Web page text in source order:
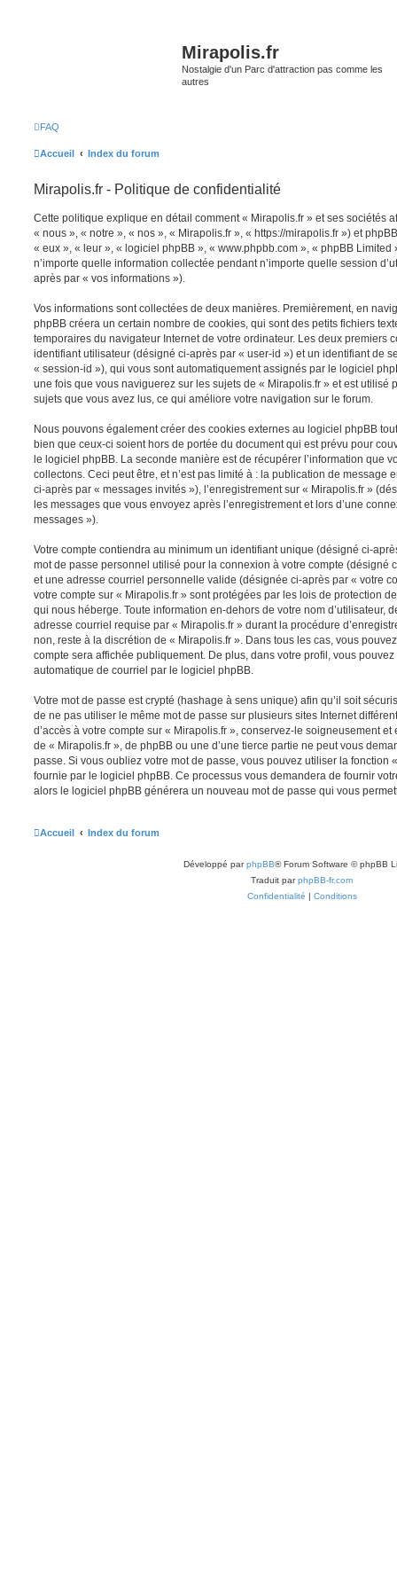
Mirapolis.fr
Nostalgie d'un Parc d'attraction pas comme les
autres
FAQ
Accueil Index du forum
Mirapolis.fr - Politique de confidentialité
Cette politique explique en détail comment « Mirapolis.fr » et ses sociétés
« nous », « notre », « nos », « Mirapolis.fr », « https://mirapolis.fr ») et
« eux », « leur », « logiciel phpBB », « www.phpbb.com », « phpBB
n’importe quelle information collectée pendant n’importe quelle session
après par « vos informations »).
Vos informations sont collectées de deux manières. Premièrement, en
phpBB créera un certain nombre de cookies, qui sont des petits fichiers
temporaires du navigateur Internet de votre ordinateur. Les deux premiers
identifiant utilisateur (désigné ci-après par « user-id ») et un identifiant de
« session-id »), qui vous sont automatiquement assignés par le logiciel
une fois que vous naviguerez sur les sujets de « Mirapolis.fr » et est utilisé
sujets que vous avez lus, ce qui améliore votre navigation sur le forum.
Nous pouvons également créer des cookies externes au logiciel phpBB
bien que ceux-ci soient hors de portée du document qui est prévu pour
le logiciel phpBB. La seconde manière est de récupérer l’information que
collectons. Ceci peut être, et n’est pas limité à : la publication de message
ci-après par « messages invités »), l’enregistrement sur « Mirapolis.fr »
les messages que vous envoyez après l’enregistrement et lors d’une
messages »).
Votre compte contiendra au minimum un identifiant unique (désigné ci-
mot de passe personnel utilisé pour la connexion à votre compte (désigné
et une adresse courriel personnelle valide (désignée ci-après par « votre
votre compte sur « Mirapolis.fr » sont protégées par les lois de protection
qui nous héberge. Toute information en-dehors de votre nom d’utilisateur,
adresse courriel requise par « Mirapolis.fr » durant la procédure
non, reste à la discrétion de « Mirapolis.fr ». Dans tous les cas, vous
compte sera affichée publiquement. De plus, dans votre profil, vous
automatique de courriel par le logiciel phpBB.
Votre mot de passe est crypté (hashage à sens unique) afin qu’il soit
de ne pas utiliser le même mot de passe sur plusieurs sites Internet
d’accès à votre compte sur « Mirapolis.fr », conservez-le soigneusement
de « Mirapolis.fr », de phpBB ou une d’une tierce partie ne peut vous
passe. Si vous oubliez votre mot de passe, vous pouvez utiliser la fonction
fournie par le logiciel phpBB. Ce processus vous demandera de fournir
alors le logiciel phpBB générera un nouveau mot de passe qui vous
Accueil Index du forum
Développé parphpBB® Forum Software © phpBB
Traduit parphpBB-fr.com
Confidentialité | Conditions